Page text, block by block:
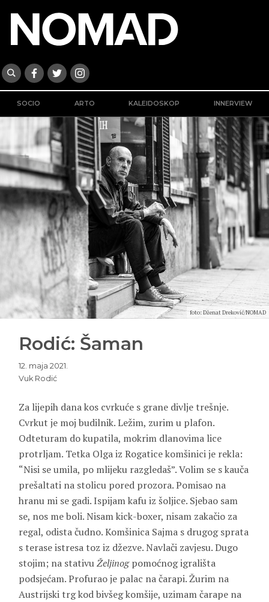
SOCIO ARTO KALEIDOSKOP INNERVIEW
foto: Dženat Dreković/NOMAD
Rodić: Šaman
12. maja 2021.
Vuk Rodić
Za lijepih dana kos cvrkuće s grane divlje trešnje.
Cvrkut je moj budilnik. Ležim, zurim u plafon.
Odteturam do kupatila, mokrim dlanovima lice
protrljam. Tetka Olga iz Rogatice komšinici je rekla:
“Nisi se umila, po mlijeku razgledaš”. Volim se s kauča
prešaltati na stolicu pored prozora. Pomisao na
hranu mi se gadi. Ispijam kafu iz šoljice. Sjebao sam
se, nos me boli. Nisam kick-boxer, nisam zakačio za
regal, odista čudno. Komšinica Sajma s drugog sprata
s terase istresa toz iz džezve. Navlači zavjesu. Dugo
stojim; na stativuŽeljinogpomoćnog igrališta
podsjećam. Profurao je palac na čarapi. Žurim na
Austrijski trg kod bivšeg komšije, uzimam čarape na